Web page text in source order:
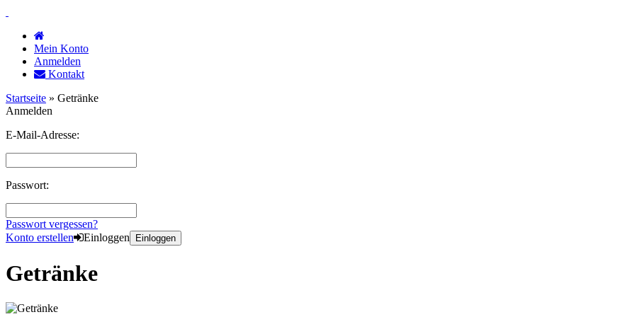
Mein Konto
Anmelden
Kontakt
Startseite » Getränke
Anmelden
E-Mail-Adresse:
Passwort:
Passwort vergessen?
Konto erstellen
Einloggen Einloggen
Getränke